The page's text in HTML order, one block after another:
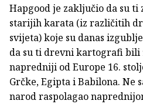
Hapgood je zaključio da su
starijih karata (iz različitih
svijeta) koje su danas
da su ti drevni kartografi bili
napredniji od Europe 16.
Grčke, Egipta i Babilona. Ne
narod raspolagao